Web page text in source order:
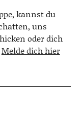
, kannst du
uns
oder dich
Melde dich hier